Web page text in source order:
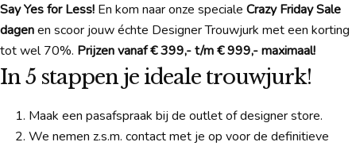
Say Yes for Less! En kom naar onze speciale Crazy Friday Sale
dagenen scoor jouw échte Designer Trouwjurk met een korting
tot wel 70%. Prijzen vanaf € 399,- t/m € 999,- maximaal!
In 5 stappen je ideale trouwjurk!
Maak een pasafspraak bij de outlet of designer store.
We nemen z.s.m. contact met je op voor de definitieve